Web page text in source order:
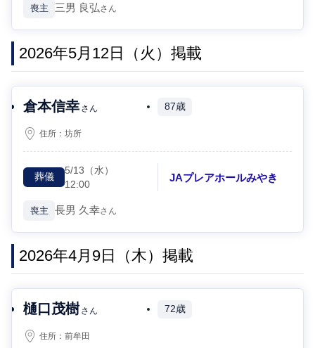
喪主 三男 良弘さん
2026年5月12日（火）掲載
倉本信幸 さん 87歳
住所：坊所
葬儀
5/13 （水）
12:00
JAプレアホールみやき
喪主 長男 久幸さん
2026年4月9日（木）掲載
樋口茂樹 さん 72歳
住所：前牟田